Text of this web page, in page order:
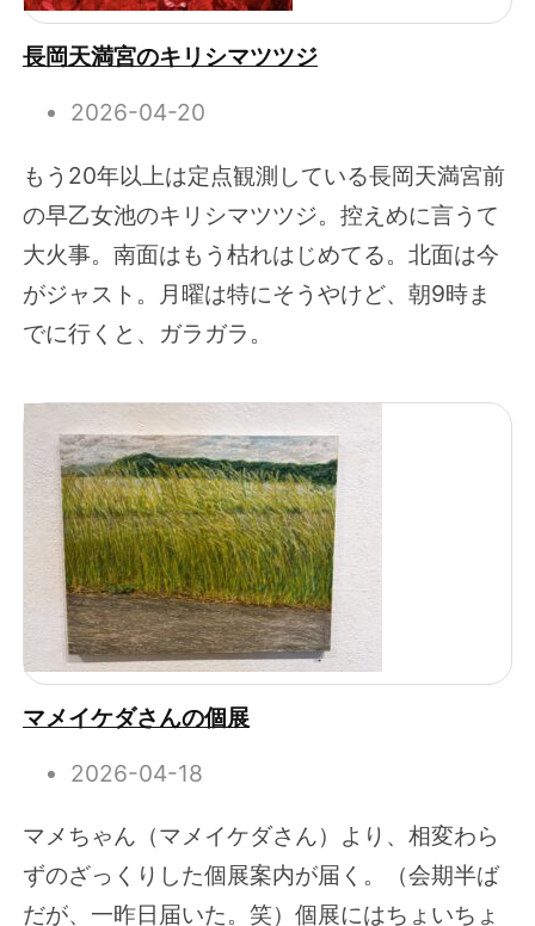
長岡天満宮のキリシマツツジ
2026-04-20
もう20年以上は定点観測している長岡天満宮前
の早乙女池のキリシマツツジ。控えめに言うて
大火事。南面はもう枯れはじめてる。北面は今
がジャスト。月曜は特にそうやけど、朝9時ま
でに行くと、ガラガラ。
マメイケダさんの個展
2026-04-18
マメちゃん（マメイケダさん）より、相変わら
ずのざっくりした個展案内が届く。（会期半ば
だが、一昨日届いた。笑）個展にはちょいちょ